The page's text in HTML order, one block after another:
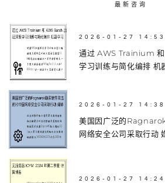
最新咨询
2026-01-27
通过 AWS Trainium
学习训练与简化编排 机
2026-01-27
美国因广泛的
网络安全公司采取行动
2026-01-27